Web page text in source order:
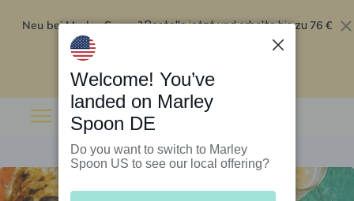
Neu bei Marley Spoon?Bestelle jetzt und erhalte bis zu 76 €
Rabatt auf deine ersten fünf Boxen
Welcome! You’ve
landed on Marley
Spoon DE
Do you want to switch to Marley
Spoon US to see our local offering?